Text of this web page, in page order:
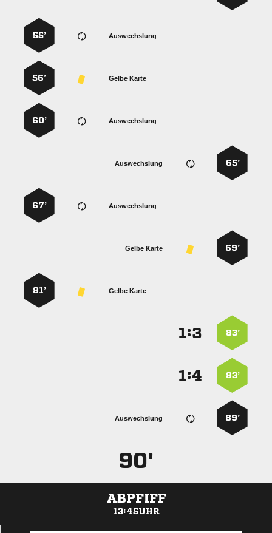
Auswechslung
55’
Gelbe Karte
56’
Auswechslung
60’
65’
Auswechslung
Auswechslung
67’
69’
Gelbe Karte
Gelbe Karte
81’
83’
:
83’
:
89’
Auswechslung
90'
ABPFIFF
13:45UHR
ANZEIGE